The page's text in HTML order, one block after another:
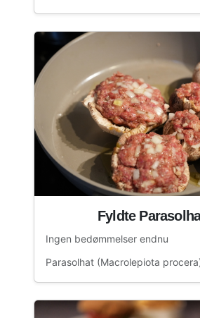
Fyldte
Ingen bedømmelser endnu
Parasolhat (Macrolepiota